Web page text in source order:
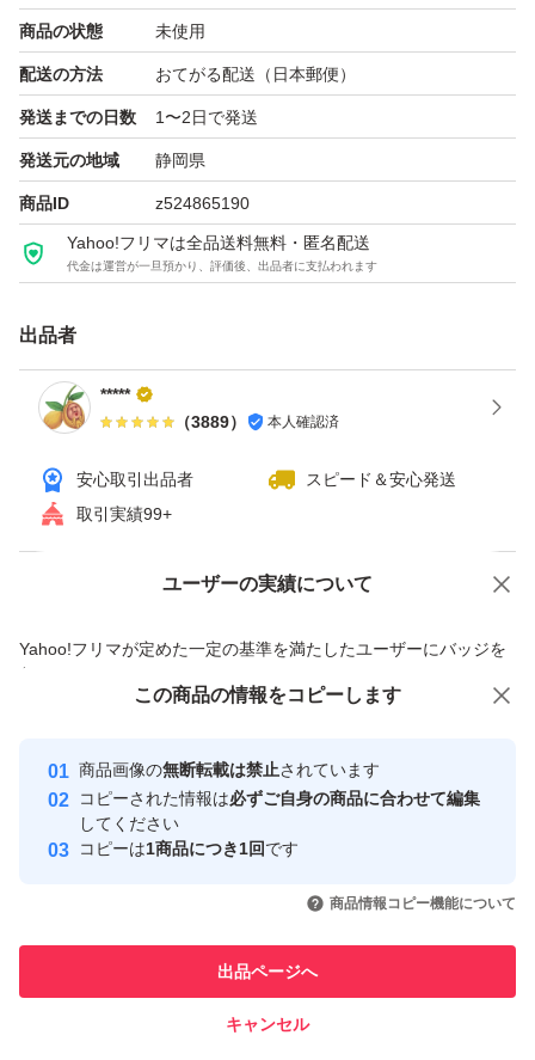
POP MART インスティンクトイ
フィギュア
商品の状態 未使用
配送の方法 おてがる配送（日本郵便）
発送までの日数 1〜2日で発送
発送元の地域 静岡県
商品ID z524865190
Yahoo!フリマは全品送料無料・匿名配送
代金は運営が一旦預かり、評価後、出品者に支払われます
出品者
*****
（3889） 本人確認済
安心取引出品者
スピード＆安心発送
取引実績99+
ユーザーの実績について
Yahoo!フリマが定めた一定の基準を満たしたユーザーにバッジを
付与しています
安心取引出品者
心・安全なユーザーです
取引実績
引を完了させた実績があります
での取引実績があります
価格の相談 商品への質問
この商品の情報をコピーします
商品画像の無断転載は禁止されています
コピーされた情報は必ずご自身の商品に合わせて編集
してください
コピーは1商品につき1回です
商品情報コピー機能について
出品ページへ
キャンセル
この商品をみている人にオススメ